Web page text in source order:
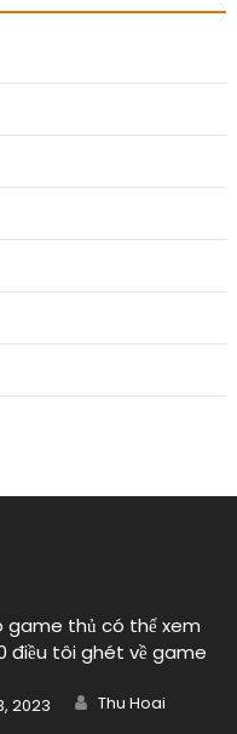
game thủ có thể xem
điều tôi ghét về game
2023 Author
Thu Hoai